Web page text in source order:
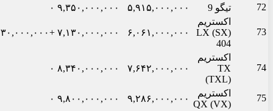
72 تیگو 9 ۵,۹۱۵,۰۰۰,۰۰۰ ۹,۳۵۰,۰۰۰,۰۰۰ ۰
73
اکستریم
LX (SX)
404
۶,۰۶۱,۰۰۰,۰۰۰ ۷,۱۳۰,۰۰۰,۰۰۰ +۱,۳۳۰,۰۰۰,۰۰۰
74
اکستریم
TX
(TXL)
۷,۶۴۲,۰۰۰,۰۰۰ ۸,۳۴۰,۰۰۰,۰۰۰ ۰
75
اکستریم
QX (VX)
۹,۲۸۶,۰۰۰,۰۰۰ ۹,۸۰۰,۰۰۰,۰۰۰ ۰